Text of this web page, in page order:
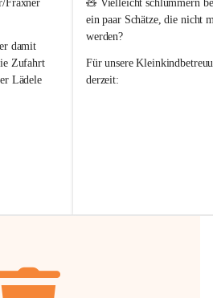
Fraxner
damit
Zufahrt
Lädele
r
a
x
r
n
🧸 Vielleicht schlummern
ein paar Schätze, die nicht
werden?
Für unsere
derzeit: